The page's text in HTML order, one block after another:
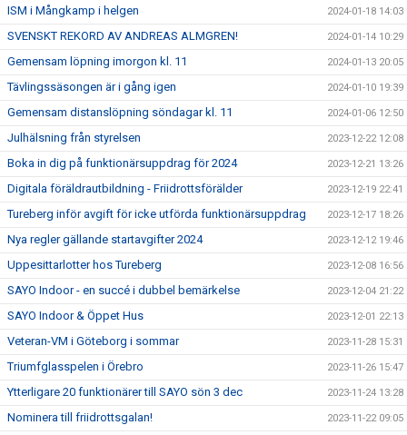
ISM i Mångkamp i helgen 2024-01-18 14:03
SVENSKT REKORD AV ANDREAS ALMGREN! 2024-01-14 10:29
Gemensam löpning imorgon kl. 11 2024-01-13 20:05
Tävlingssäsongen är i gång igen 2024-01-10 19:39
Gemensam distanslöpning söndagar kl. 11 2024-01-06 12:50
Julhälsning från styrelsen 2023-12-22 12:08
Boka in dig på funktionärsuppdrag för 2024 2023-12-21 13:26
Digitala föräldrautbildning - Friidrottsförälder 2023-12-19 22:41
Tureberg inför avgift för icke utförda funktionärsuppdrag 2023-12-17 18:26
Nya regler gällande startavgifter 2024 2023-12-12 19:46
Uppesittarlotter hos Tureberg 2023-12-08 16:56
SAYO Indoor - en succé i dubbel bemärkelse 2023-12-04 21:22
SAYO Indoor & Öppet Hus 2023-12-01 22:13
Veteran-VM i Göteborg i sommar 2023-11-28 15:31
Triumfglasspelen i Örebro 2023-11-26 15:47
Ytterligare 20 funktionärer till SAYO sön 3 dec 2023-11-24 13:28
Nominera till friidrottsgalan! 2023-11-22 09:05